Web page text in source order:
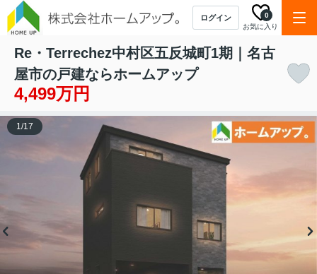
ログイン
お気に入り
0
Re・Terrechez中村区五反城町1期｜名古
屋市の戸建ならホームアップ
4,499万円
1/17